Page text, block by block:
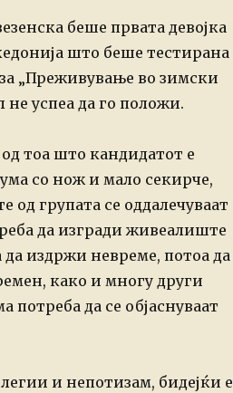
беше првата девојка
што беше тестирана
„Преживување во зимски
не успеа да го положи.
тоа што кандидатот е
со нож и мало секирче,
од групата се оддалечуваат
да изгради живеалиште
да издржи невреме, потоа да
како и многу други
да се објаснуваат
и непотизам, бидејќи е